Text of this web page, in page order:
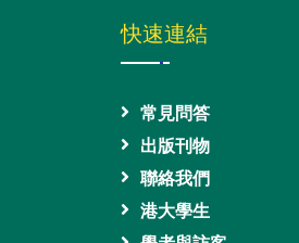
快速連結
常見問答
出版刊物
聯絡我們
港大學生